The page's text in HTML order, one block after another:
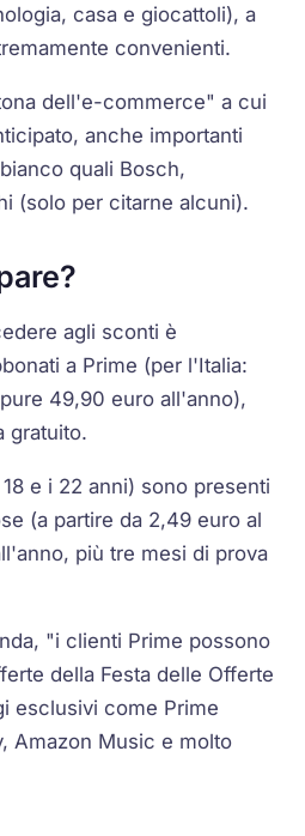
casa e giocattoli), a
convenienti.
dell'e-commerce" a cui
anche importanti
quali Bosch,
(solo per citarne alcuni).
agli sconti è
a Prime (per l'Italia:
49,90 euro all'anno),
gratuito.
e i 22 anni) sono presenti
(a partire da 2,49 euro al
più tre mesi di prova
"i clienti Prime possono
della Festa delle Offerte
esclusivi come Prime
Amazon Music e molto